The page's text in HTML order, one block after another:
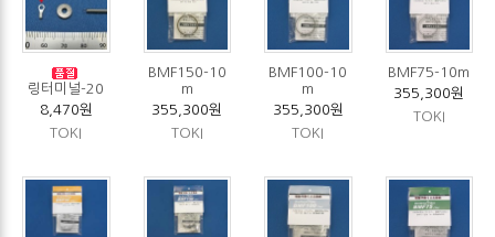
링터미널-20
8,470원
TOKI
BMF150-10
m
355,300원
TOKI
BMF100-10
m
355,300원
TOKI
BMF75-10m
355,300원
TOKI